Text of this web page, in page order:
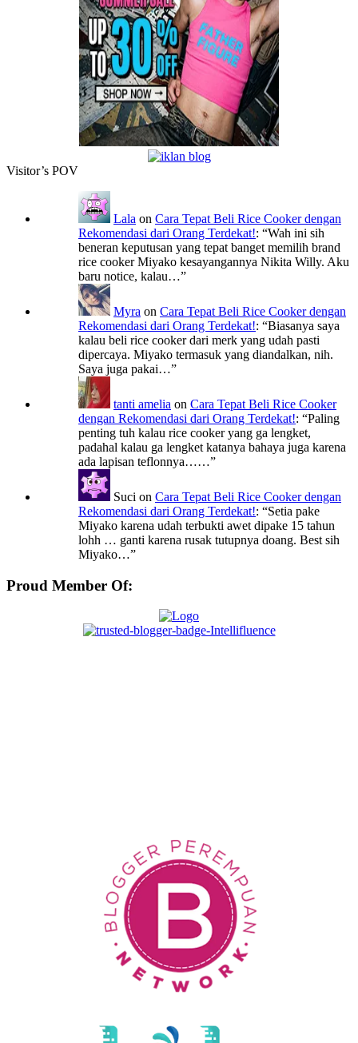
Visitor’s POV
Lala on Cara Tepat Beli Rice Cooker dengan
Rekomendasi dari Orang Terdekat!: “Wah ini sih
beneran keputusan yang tepat banget memilih brand
rice cooker Miyako kesayangannya Nikita Willy. Aku
baru notice, kalau…”
Myra on Cara Tepat Beli Rice Cooker dengan
Rekomendasi dari Orang Terdekat!: “Biasanya saya
kalau beli rice cooker dari merk yang udah pasti
dipercaya. Miyako termasuk yang diandalkan, nih.
Saya juga pakai…”
tanti amelia on Cara Tepat Beli Rice Cooker
dengan Rekomendasi dari Orang Terdekat!: “Paling
penting tuh kalau rice cooker yang ga lengket,
padahal kalau ga lengket katanya bahaya juga karena
ada lapisan teflonnya……”
Suci on Cara Tepat Beli Rice Cooker dengan
Rekomendasi dari Orang Terdekat!: “Setia pake
Miyako karena udah terbukti awet dipake 15 tahun
lohh … ganti karena rusak tutupnya doang. Best sih
Miyako…”
Proud Member Of: